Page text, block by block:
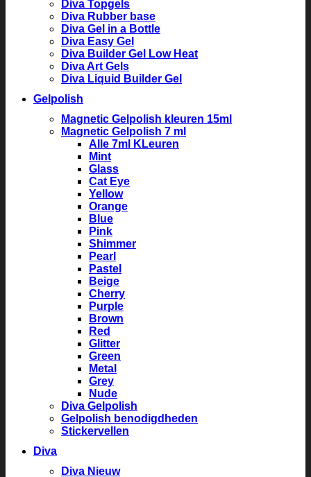
Diva Topgels
Diva Rubber base
Diva Gel in a Bottle
Diva Easy Gel
Diva Builder Gel Low Heat
Diva Art Gels
Diva Liquid Builder Gel
Gelpolish
Magnetic Gelpolish kleuren 15ml
Magnetic Gelpolish 7 ml
Alle 7ml KLeuren
Mint
Glass
Cat Eye
Yellow
Orange
Blue
Pink
Shimmer
Pearl
Pastel
Beige
Cherry
Purple
Brown
Red
Glitter
Green
Metal
Grey
Nude
Diva Gelpolish
Gelpolish benodigdheden
Stickervellen
Diva
Diva Nieuw